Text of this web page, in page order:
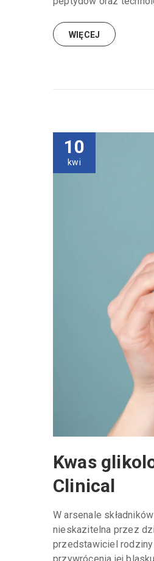
WIĘCEJ
10
kwi
Kwas
Clinical
W arsenale
nieskazitelna przez
przedstawiciel rodziny